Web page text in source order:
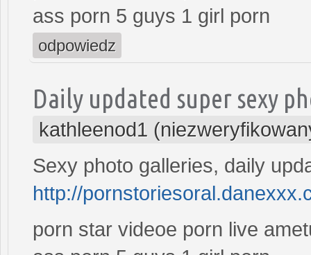
ass porn 5 guys 1 girl porn
odpowiedz
Daily updated super sexy
kathleenod1
Sexy photo galleries, daily
http://
porn star videoe porn live